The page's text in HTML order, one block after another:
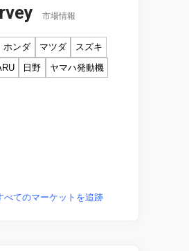
市場情報
ホンダ マツダ
スズキ
日野 ヤマハ発動機
てのマーケットを追跡